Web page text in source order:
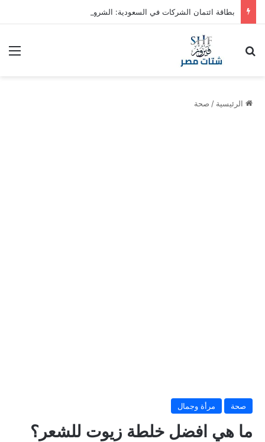
بطاقة ائتمان الشركات في السعودية: الشروط والمزايا
بحث عن
الرئيسية / صحة
صحة مرأة وجمال
ما هي افضل خلطة زيوت للشعر؟